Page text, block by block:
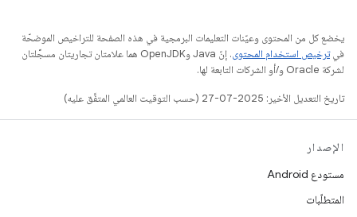
يخضع كل من المحتوى وعيّنات التعليمات البرمجية في هذه الصفحة للتراخيص الموضحّة
فيترخيص استخدام المحتوى
. إنّ Java وOpenJDK هما علامتان تجاريتان مسجَّلتان
لشركة Oracle و/أو الشركات التابعة لها.
تاريخ التعديل الأخير: 2025-07-27 (حسب التوقيت العالمي المتفَّق عليه)
الإصدار
مستودع Android
المتطلّبات